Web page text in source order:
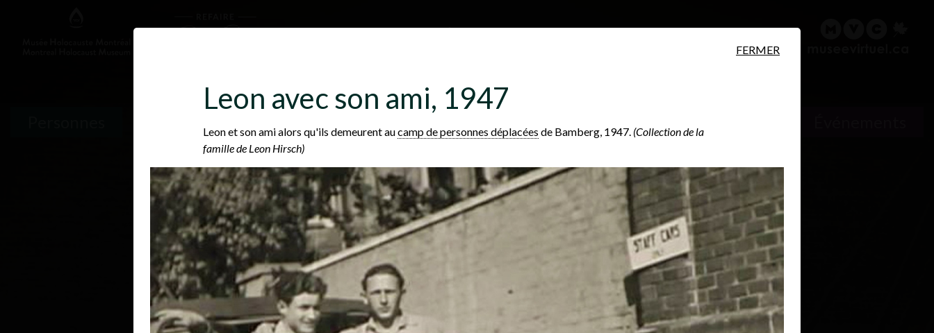
H
e
d
À propos Plan du site Glossaire Rechercher English
Leon avec son ami, 1947
FERMER
Leon et son ami alors qu'ils demeurent aucamp de personnes déplacées de Bamberg, 1947. (Collection de la
famille de Leon Hirsch)